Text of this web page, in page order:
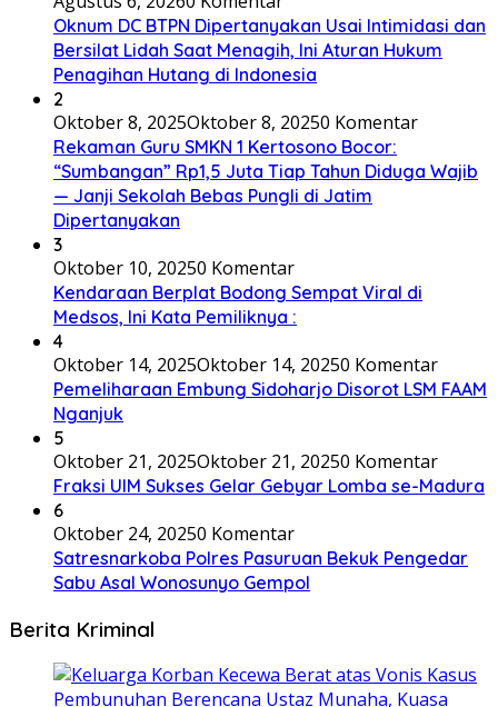
Oknum DC BTPN Dipertanyakan Usai Intimidasi dan
Bersilat Lidah Saat Menagih, Ini Aturan Hukum
Penagihan Hutang di Indonesia
2
Oktober 8, 2025Oktober 8, 20250 Komentar
Rekaman Guru SMKN 1 Kertosono Bocor:
“Sumbangan” Rp1,5 Juta Tiap Tahun Diduga Wajib
— Janji Sekolah Bebas Pungli di Jatim
Dipertanyakan
3
Oktober 10, 20250 Komentar
Kendaraan Berplat Bodong Sempat Viral di
Medsos, Ini Kata Pemiliknya :
4
Oktober 14, 2025Oktober 14, 20250 Komentar
Pemeliharaan Embung Sidoharjo Disorot LSM FAAM
Nganjuk
5
Oktober 21, 2025Oktober 21, 20250 Komentar
Fraksi UIM Sukses Gelar Gebyar Lomba se-Madura
6
Oktober 24, 20250 Komentar
Satresnarkoba Polres Pasuruan Bekuk Pengedar
Sabu Asal Wonosunyo Gempol
Berita Kriminal